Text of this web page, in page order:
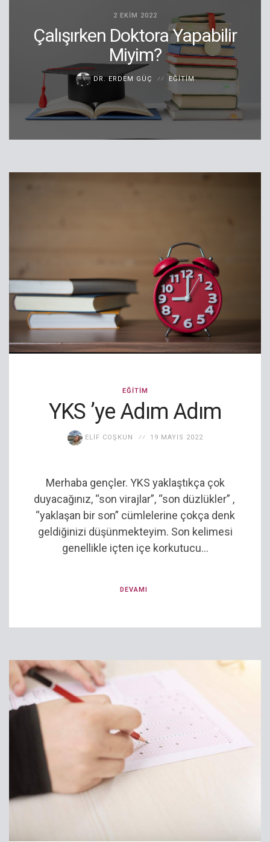
2 EKIM 2022
Çalışırken Doktora Yapabilir
Miyim?
DR. ERDEM GÜÇ EĞITIM
EĞITIM
YKS ’ye Adım Adım
ELIF COŞKUN 19 MAYIS 2022
Merhaba gençler. YKS yaklaştıkça çok
duyacağınız, “son virajlar”, “son düzlükler” ,
“yaklaşan bir son” cümlelerine çokça denk
geldiğinizi düşünmekteyim. Son kelimesi
genellikle içten içe korkutucu...
DEVAMI